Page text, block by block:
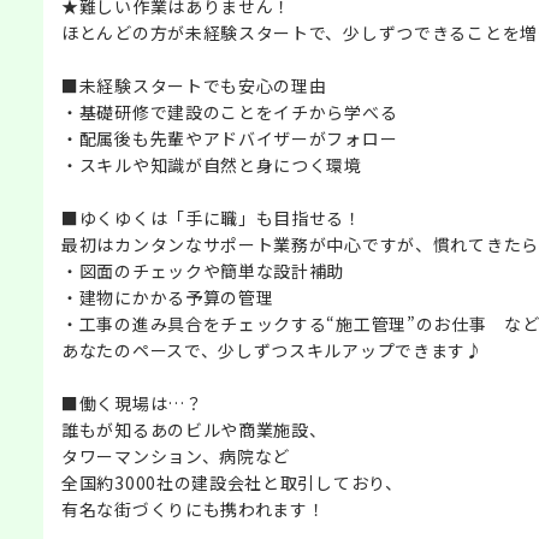
★難しい作業はありません！
ほとんどの方が未経験スタートで、少しずつできることを
■未経験スタートでも安心の理由
・基礎研修で建設のことをイチから学べる
・配属後も先輩やアドバイザーがフォロー
・スキルや知識が自然と身につく環境
■ゆくゆくは「手に職」も目指せる！
最初はカンタンなサポート業務が中心ですが、慣れてきた
・図面のチェックや簡単な設計補助
・建物にかかる予算の管理
・工事の進み具合をチェックする“施工管理”のお仕事 など
あなたのペースで、少しずつスキルアップできます♪
■働く現場は…？
誰もが知るあのビルや商業施設、
タワーマンション、病院など
全国約3000社の建設会社と取引しており、
有名な街づくりにも携われます！